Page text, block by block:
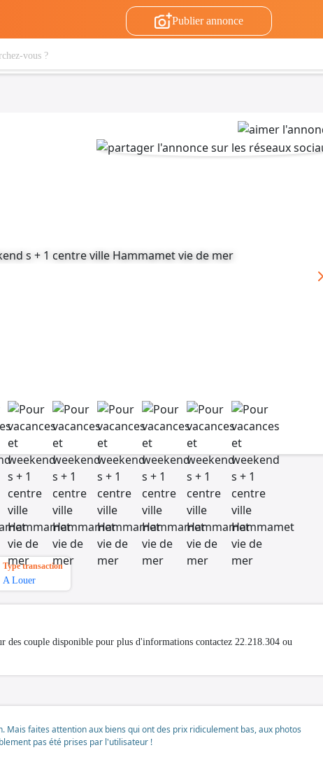
Publier annonce
Type transaction
A Louer
des couple disponible pour plus d'informations contactez 22.218.304 ou
Mais faites attention aux biens qui ont des prix ridiculement bas, aux photos
pas été prises par l'utilisateur !